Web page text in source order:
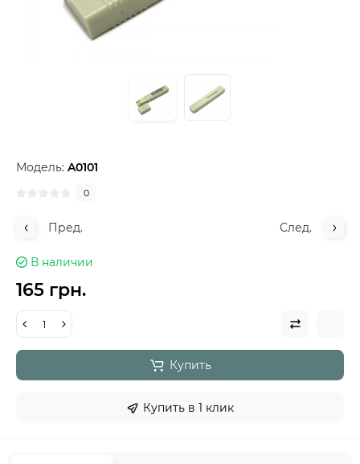
Модель: A0101
0
Пред. След.
В наличии
165 грн.
Купить
Купить в 1 клик